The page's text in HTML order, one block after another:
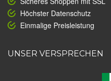
Höchster Datenschutz
Einmalige Preisleistung
UNSER VERSPRECHEN